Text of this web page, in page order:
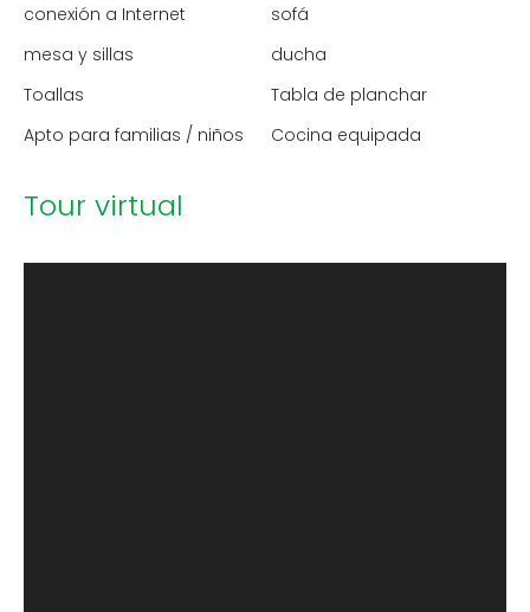
conexión a Internet
sofá
mesa y sillas
ducha
Toallas
Tabla de planchar
Apto para familias / niños
Cocina equipada
Tour virtual